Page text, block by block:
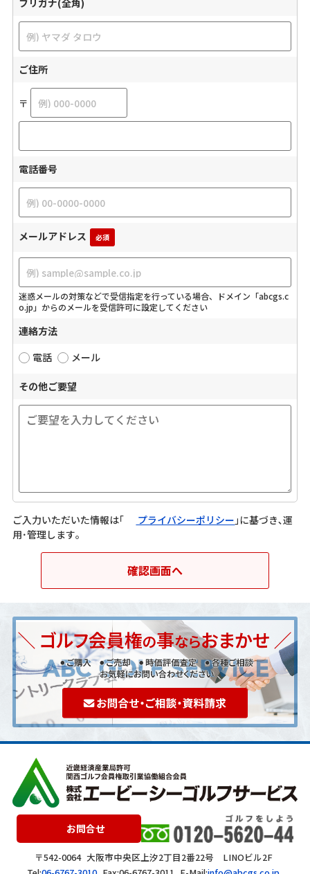
ご住所
〒
電話番号
メールアドレス 必須
迷惑メールの対策などで受信指定を行っている場合、ドメイン「abcgs.c
o.jp」からのメールを受信許可に設定してください
連絡方法
電話
メール
その他ご要望
ご入力いただいた情報は｢ プライバシーポリシー ｣に基づき､運
用･管理します｡
お問合せ
〒542-0064 大阪市中央区上汐2丁目2番22号 LINOビル2F